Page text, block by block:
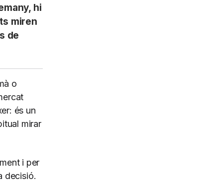
hi
miren
de
o
és un
mirar
i per
decisió.